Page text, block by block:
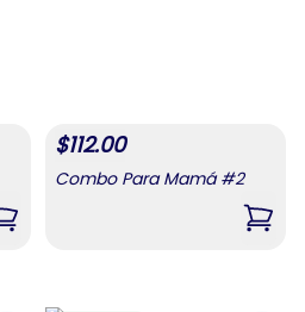
,Combo Para Mamá #1
$112.00
Combo Para Mamá #2
,